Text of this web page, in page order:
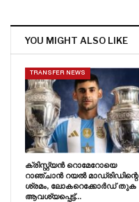
YOU MIGHT ALSO LIKE
TRANSFER NEWS
ക്രിസ്റ്റ്യൻ റൊമേറോയെ
റാഞ്ചാൻ റയൽ മാഡ്രിഡിന്റെ
ശ്രമം, ലോകറെക്കോർഡ് തുക
ആവശ്യപ്പെട്ട്…